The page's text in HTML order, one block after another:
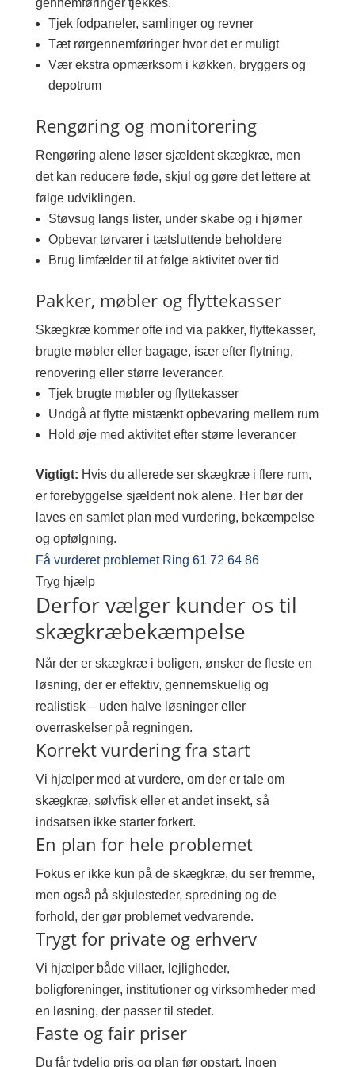
Tjek fodpaneler, samlinger og revner
Tæt rørgennemføringer hvor det er muligt
Vær ekstra opmærksom i køkken, bryggers og
depotrum
Rengøring og monitorering
Rengøring alene løser sjældent skægkræ, men
det kan reducere føde, skjul og gøre det lettere at
følge udviklingen.
Støvsug langs lister, under skabe og i hjørner
Opbevar tørvarer i tætsluttende beholdere
Brug limfælder til at følge aktivitet over tid
Pakker, møbler og flyttekasser
Skægkræ kommer ofte ind via pakker, flyttekasser,
brugte møbler eller bagage, især efter flytning,
renovering eller større leverancer.
Tjek brugte møbler og flyttekasser
Undgå at flytte mistænkt opbevaring mellem rum
Hold øje med aktivitet efter større leverancer
Vigtigt: Hvis du allerede ser skægkræ i flere rum,
er forebyggelse sjældent nok alene. Her bør der
laves en samlet plan med vurdering, bekæmpelse
og opfølgning.
Få vurderet problemet Ring 61 72 64 86
Tryg hjælp
Derfor vælger kunder os til
skægkræbekæmpelse
Når der er skægkræ i boligen, ønsker de fleste en
løsning, der er effektiv, gennemskuelig og
realistisk – uden halve løsninger eller
overraskelser på regningen.
Korrekt vurdering fra start
Vi hjælper med at vurdere, om der er tale om
skægkræ, sølvfisk eller et andet insekt, så
indsatsen ikke starter forkert.
En plan for hele problemet
Fokus er ikke kun på de skægkræ, du ser fremme,
men også på skjulesteder, spredning og de
forhold, der gør problemet vedvarende.
Trygt for private og erhverv
Vi hjælper både villaer, lejligheder,
boligforeninger, institutioner og virksomheder med
en løsning, der passer til stedet.
Faste og fair priser
Du får tydelig pris og plan før opstart. Ingen